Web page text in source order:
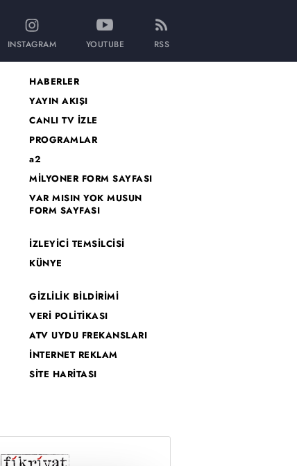
INSTAGRAM YOUTUBE RSS
HABERLER
YAYIN AKIŞI
CANLI TV İZLE
PROGRAMLAR
a2
MİLYONER FORM SAYFASI
VAR MISIN YOK MUSUN
FORM SAYFASI
İZLEYİCİ TEMSİLCİSİ
KÜNYE
GİZLİLİK BİLDİRİMİ
VERİ POLİTİKASI
ATV UYDU FREKANSLARI
İNTERNET REKLAM
SİTE HARİTASI